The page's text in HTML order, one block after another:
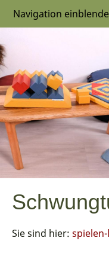
Navigation
Sie sind hier: